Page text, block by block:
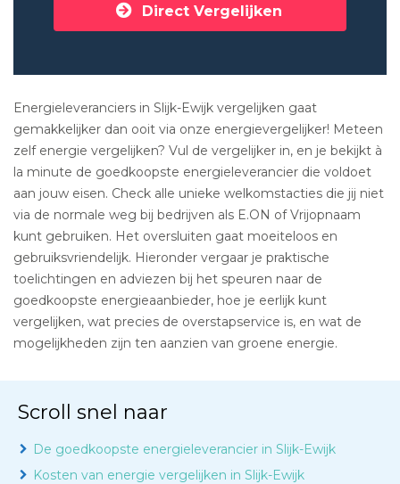
Direct Vergelijken
Energieleveranciers in Slijk-Ewijk vergelijken gaat
gemakkelijker dan ooit via onze energievergelijker! Meteen
zelf energie vergelijken? Vul de vergelijker in, en je bekijkt à
la minute de goedkoopste energieleverancier die voldoet
aan jouw eisen. Check alle unieke welkomstacties die jij niet
via de normale weg bij bedrijven als E.ON of Vrijopnaam
kunt gebruiken. Het oversluiten gaat moeiteloos en
gebruiksvriendelijk. Hieronder vergaar je praktische
toelichtingen en adviezen bij het speuren naar de
goedkoopste energieaanbieder, hoe je eerlijk kunt
vergelijken, wat precies de overstapservice is, en wat de
mogelijkheden zijn ten aanzien van groene energie.
Scroll snel naar
De goedkoopste energieleverancier in Slijk-Ewijk
Kosten van energie vergelijken in Slijk-Ewijk